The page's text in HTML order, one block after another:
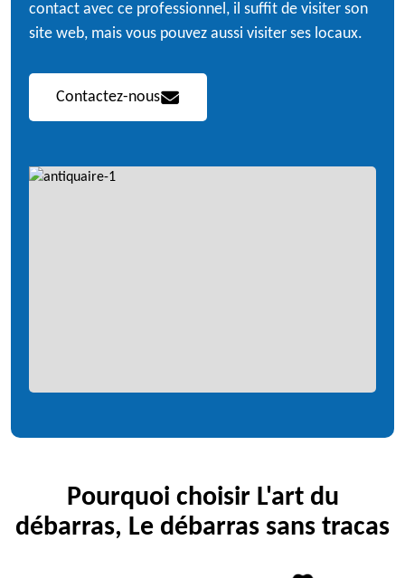
contact avec ce professionnel, il suffit de visiter son
site web, mais vous pouvez aussi visiter ses locaux.
Contactez-nous
Pourquoi choisir L'art du
débarras, Le débarras sans tracas